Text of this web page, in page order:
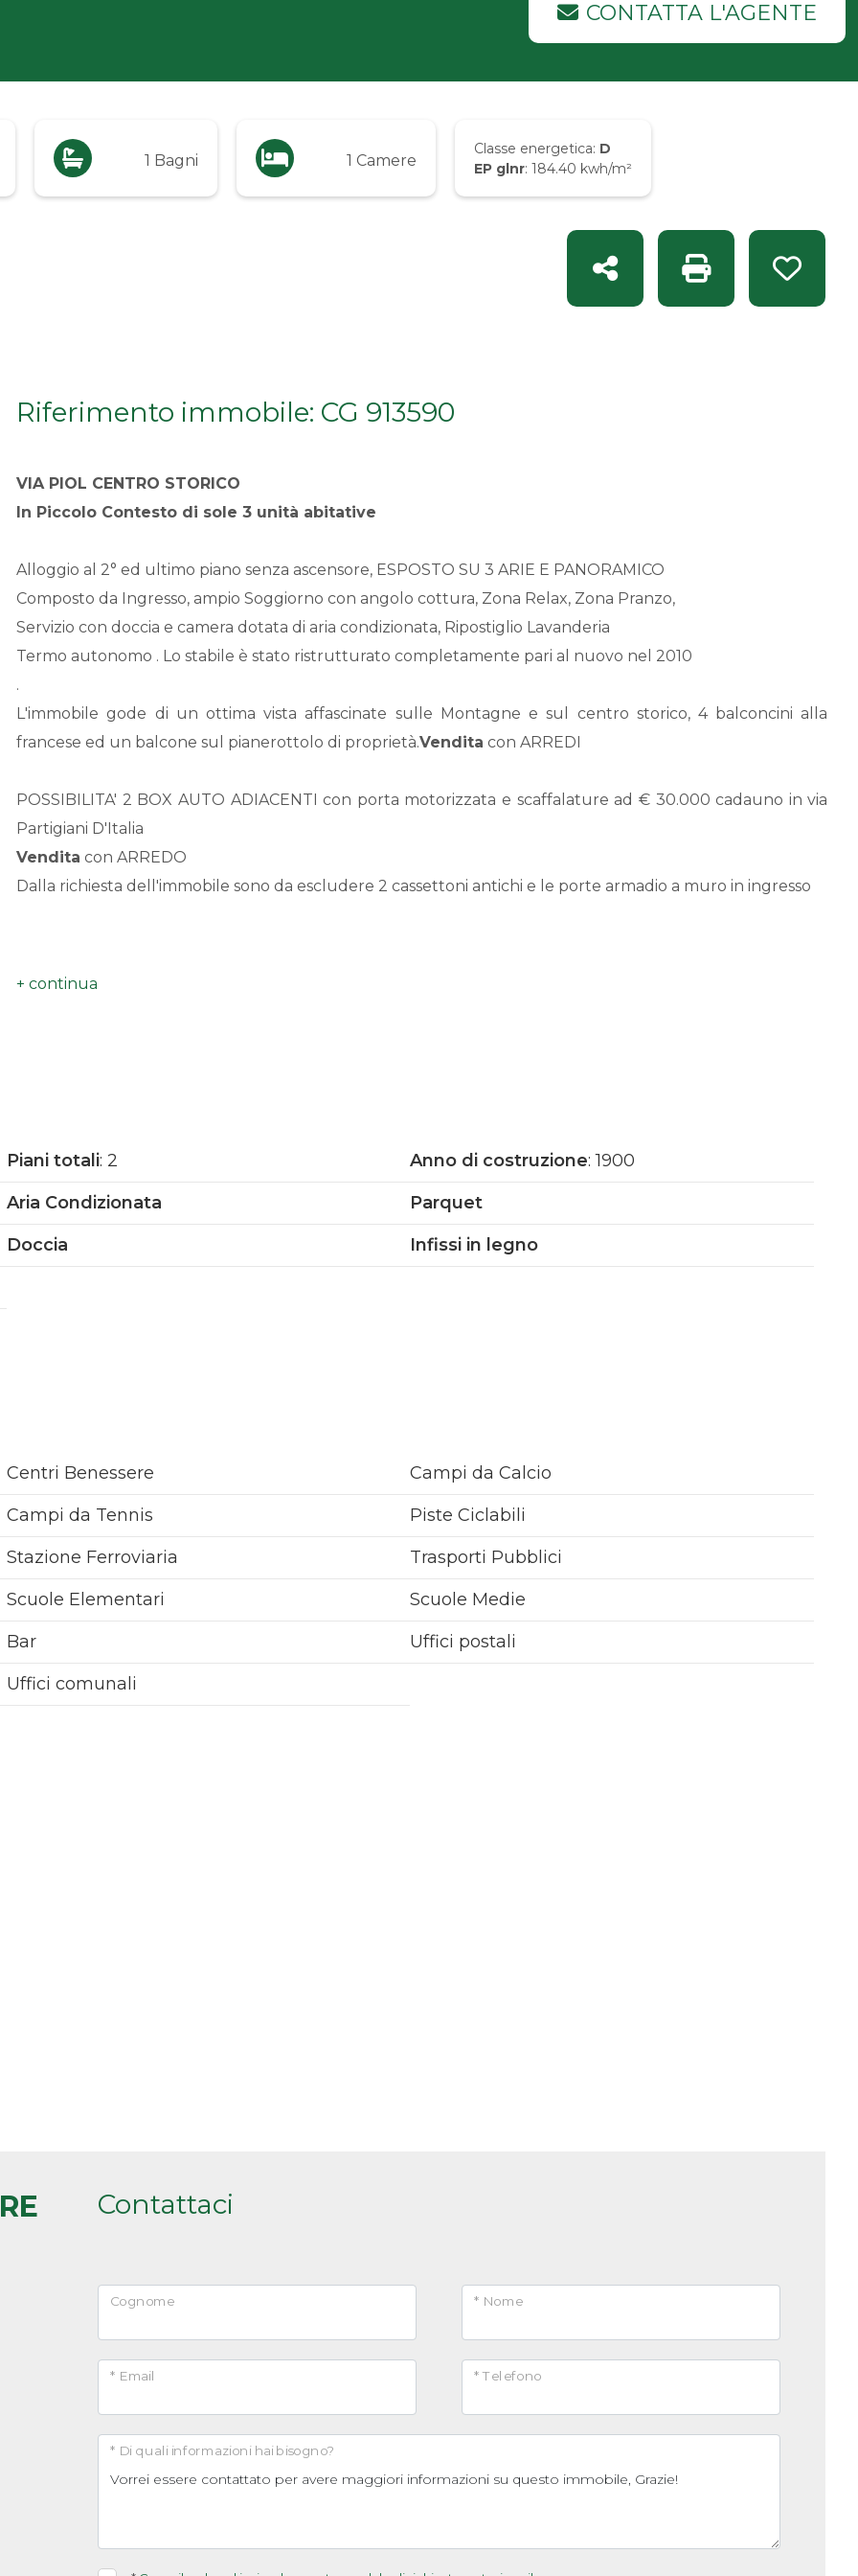
CONTATTA L'AGENTE
1 Bagni 1 Camere
Classe energetica: D
EP glnr: 184.40 kwh/m²
Stampa: Rif. CG
Condividi
Riferimento immobile: CG 913590
VIA PIOL CENTRO STORICO
In Piccolo Contesto di sole 3 unità abitative
Alloggio al 2° ed ultimo piano senza ascensore, ESPOSTO SU 3 ARIE E PANORAMICO
Composto da Ingresso, ampio Soggiorno con angolo cottura, Zona Relax, Zona Pranzo,
Servizio con doccia e camera dotata di aria condizionata, Ripostiglio Lavanderia
Termo autonomo . Lo stabile è stato ristrutturato completamente pari al nuovo nel 2010
.
L'immobile gode di un ottima vista affascinate sulle Montagne e sul centro storico, 4 balconcini alla
francese ed un balcone sul pianerottolo di proprietà.Vendita con ARREDI
POSSIBILITA' 2 BOX AUTO ADIACENTI con porta motorizzata e scaffalature ad € 30.000 cadauno in via
Partigiani D'Italia
Vendita con ARREDO
Dalla richiesta dell'immobile sono da escludere 2 cassettoni antichi e le porte armadio a muro in ingresso
Piani totali: 2 Anno di costruzione: 1900
Aria Condizionata
Parquet
Doccia
Infissi in legno
Centri Benessere
Campi da Calcio
Campi da Tennis
Piste Ciclabili
Stazione Ferroviaria
Trasporti Pubblici
Scuole Elementari
Scuole Medie
Bar
Uffici postali
Uffici comunali
Contattaci
* Nome
Cognome
* Telefono
* Email
* Di quali informazioni hai bisogno?